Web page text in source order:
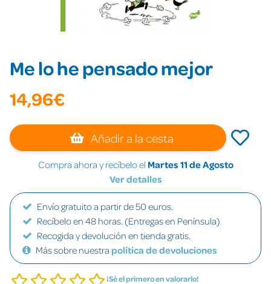
Me lo he pensado mejor
14,96€
Añadir a la cesta
Compra ahora y recíbelo el Martes 11 de Agosto
Ver detalles
Envío gratuito a partir de 50 euros.
Recíbelo en 48 horas. (Entregas en Península)
Recogida y devolución en tienda gratis.
Más sobre nuestra política de devoluciones
¡Sé el primero en valorarlo!